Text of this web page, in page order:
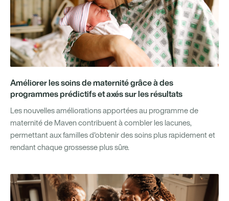
Améliorer les soins de maternité grâce à des
programmes prédictifs et axés sur les résultats
Les nouvelles améliorations apportées au programme de
maternité de Maven contribuent à combler les lacunes,
permettant aux familles d'obtenir des soins plus rapidement et
rendant chaque grossesse plus sûre.